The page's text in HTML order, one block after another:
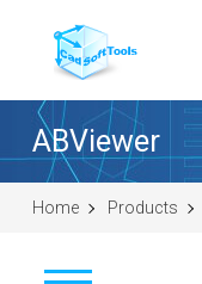
ABViewer
Home Products